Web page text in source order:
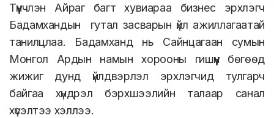
Түүнчлэн Айраг багт хувиараа бизнес эрхлэгч
Бадамхандын гутал засварын үйл ажиллагаатай
танилцлаа. Бадамханд нь Сайнцагаан сумын
Монгол Ардын намын хорооны гишүүн бөгөөд
жижиг дунд үйлдвэрлэл эрхлэгчид тулгарч
байгаа хүндрэл бэрхшээлийн талаар санал
хүсэлтээ хэллээ.